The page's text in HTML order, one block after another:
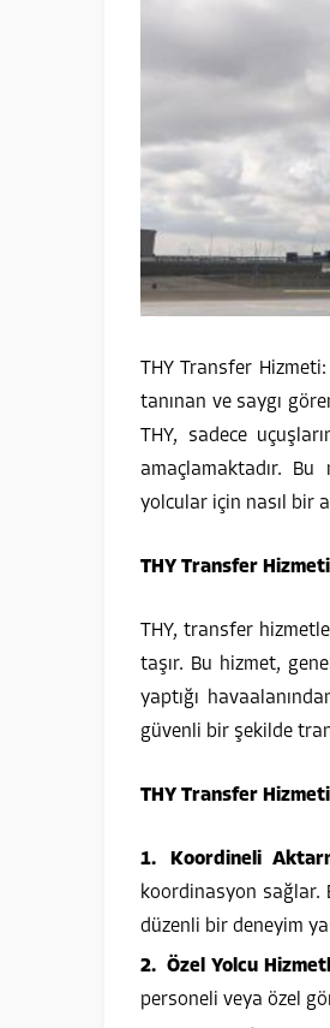
THY Transfer
tanınan ve saygı
THY, sadece
amaçlamaktadır.
yolcular için nasıl bir
THY Transfer
THY, transfer
taşır. Bu hizmet,
yaptığı
güvenli bir şekilde
THY Transfer
Koordineli
koordinasyon sağlar.
düzenli bir deneyim
Özel Yolcu
personeli veya özel